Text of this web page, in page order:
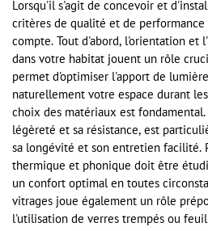
Lorsqu'il s'agit de concevoir et
critères de qualité et de
compte. Tout d'abord, l'orientation et
dans votre habitat jouent un rôle
permet d'optimiser l'apport de
naturellement votre espace durant
choix des matériaux est fondamental.
légèreté et sa résistance, est
sa longévité et son entretien facilité.
thermique et phonique doit être
un confort optimal en toutes
vitrages joue également un rôle
l'utilisation de verres trempés ou